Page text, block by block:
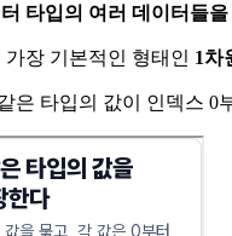
타입의 여러 데이터들
장 기본적인 형태인 1차
은 타입의 값이 인덱스